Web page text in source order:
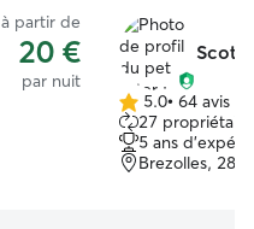
à partir de
20 €
par nuit
Scott
5.0 étoile(s)
sur
5
5.0• 64 avis
27
5 ans
Brezolles,